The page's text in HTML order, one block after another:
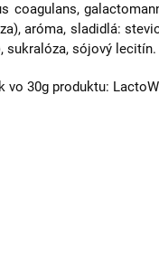
coagulans,
aróma, sladidlá:
sukralóza, sójový lecitín.
vo 30g produktu: